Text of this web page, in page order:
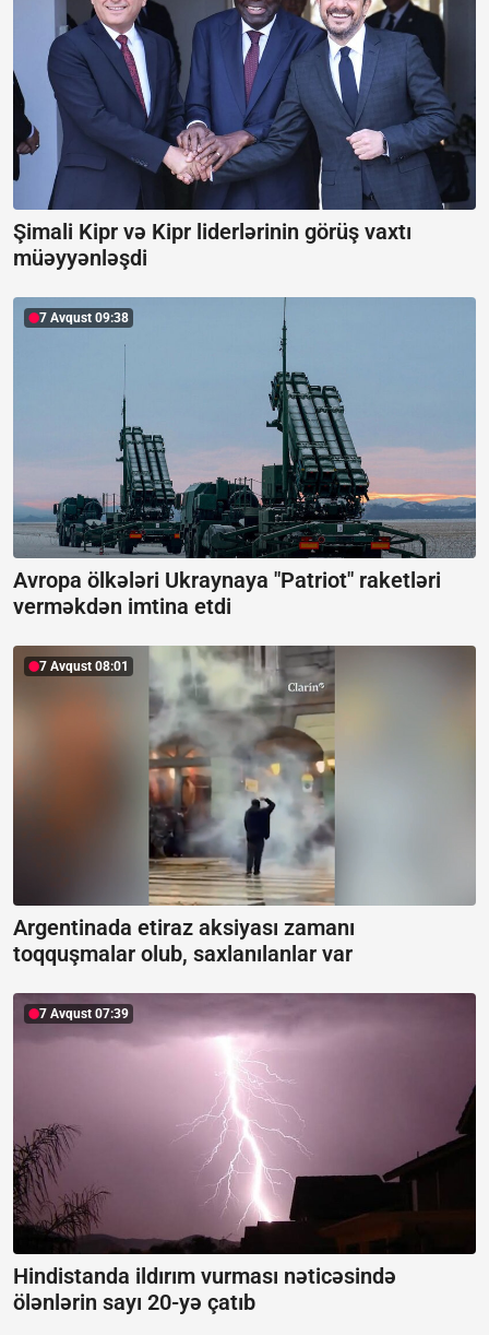
Şimali Kipr və Kipr liderlərinin görüş vaxtı
müəyyənləşdi
7 Avqust 09:38
Avropa ölkələri Ukraynaya "Patriot" raketləri
verməkdən imtina etdi
7 Avqust 08:01
Argentinada etiraz aksiyası zamanı
toqquşmalar olub, saxlanılanlar var
7 Avqust 07:39
Hindistanda ildırım vurması nəticəsində
ölənlərin sayı 20-yə çatıb